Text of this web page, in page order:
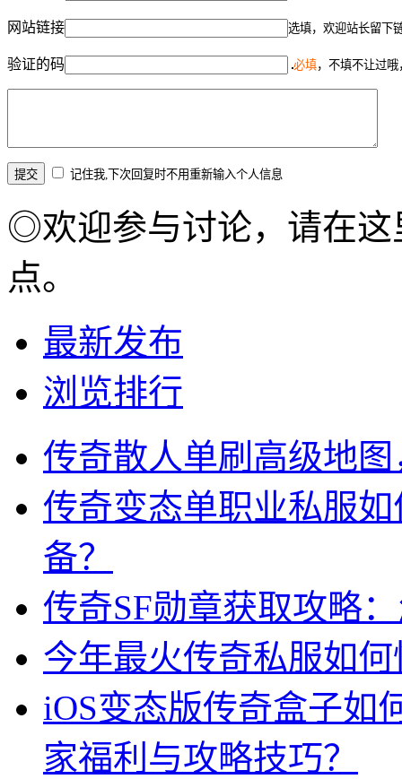
网站链接 选填，欢迎站长留下
验证的码 必填，不填不让过
记住我,下次回复时不用重新输入个人信息
◎欢迎参与讨论，请在这
点。
最新发布
浏览排行
传奇散人单刷高级地
传奇变态单职业私服
备？
传奇SF勋章获取攻略
今年最火传奇私服如
iOS变态版传奇盒子如
家福利与攻略技巧？